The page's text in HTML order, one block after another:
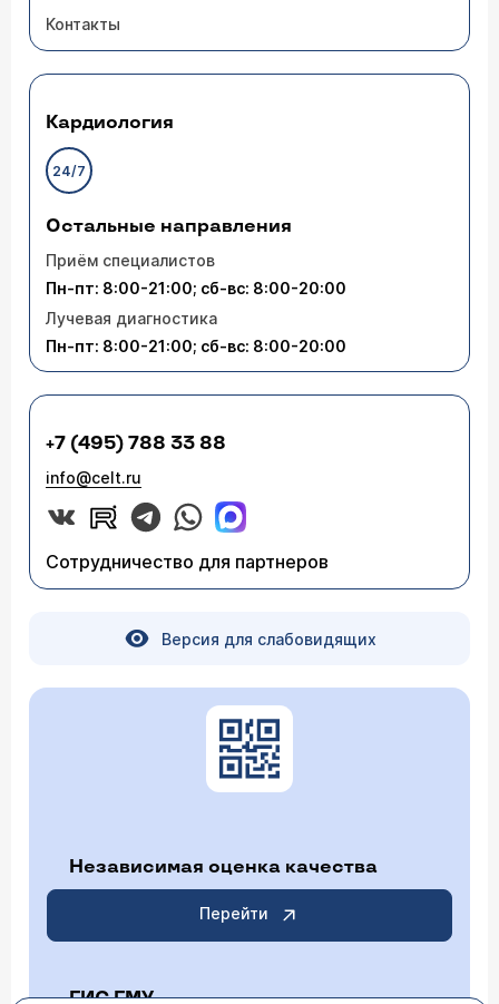
Контакты
Кардиология
24/7
Остальные направления
Приём специалистов
Пн-пт: 8:00-21:00; сб-вс: 8:00-20:00
Лучевая диагностика
Пн-пт: 8:00-21:00; сб-вс: 8:00-20:00
+7 (495) 788 33 88
info@celt.ru
Сотрудничество для партнеров
Версия для слабовидящих
Независимая оценка качества
Перейти
ГИС ГМУ